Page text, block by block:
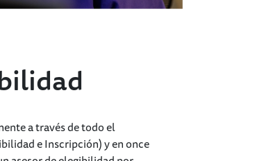
a través de todo el
e Inscripción) y en once